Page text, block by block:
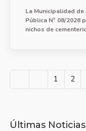
La Municipalidad
Pública Nº 08/2026
nichos de
1 2
Últimas Noticias